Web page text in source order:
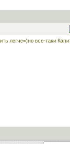
легче=)но все-таки